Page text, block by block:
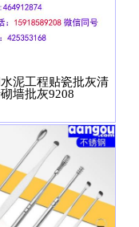
泥工程贴瓷批灰清
墙批灰9208